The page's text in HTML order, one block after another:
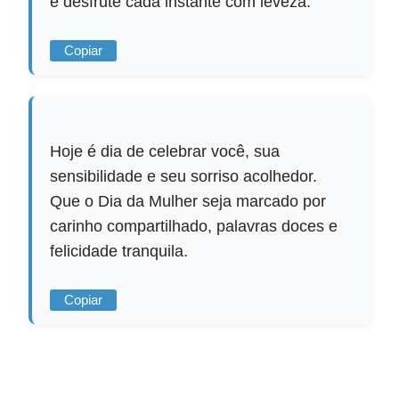
Copiar
Hoje é dia de celebrar você, sua
sensibilidade e seu sorriso acolhedor.
Que o Dia da Mulher seja marcado por
carinho compartilhado, palavras doces e
felicidade tranquila.
Copiar